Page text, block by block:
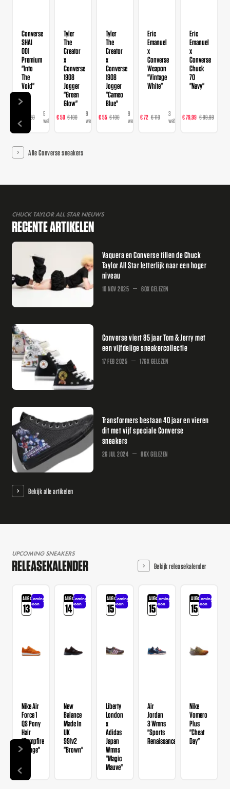
Converse
SHAI
001
Premium
"Into
The
Void"
€ 150
5
webshops
Tyler
The
Creator
x
Converse
1908
Jogger
"Green
Glow"
€ 50 € 100
9
webshops
Tyler
The
Creator
x
Converse
1908
Jogger
"Cameo
Blue"
€ 55 € 100
9
webshops
Eric
Emanuel
x
Converse
Weapon
"Vintage
White"
€ 72 € 110
3
webshops
Eric
Emanuel
x
Converse
Chuck
70
"Navy"
€ 79,99 € 99,99
Alle Converse sneakers
CHUCK TAYLOR ALL STAR NIEUWS
RECENTE ARTIKELEN
Vaquera en Converse tillen de Chuck
Taylor All Star letterlijk naar een hoger
niveau
10 NOV 2025 60X GELEZEN
Converse viert 85 jaar Tom & Jerry met
een vijfdelige sneakercollectie
17 FEB 2025 176X GELEZEN
Transformers bestaan 40 jaar en vieren
dit met vijf speciale Converse
sneakers
26 JUL 2024 86X GELEZEN
Bekijk alle artikelen
UPCOMING SNEAKERS
RELEASEKALENDER Bekijk releasekalender
AUG
13
Coming
soon
Nike Air
Force 1
QS Pony
Hair
"Campfire
Orange"
AUG
14
Coming
soon
New
Balance
Made In
UK
991v2
"Brown"
AUG
15
Coming
soon
Liberty
London
x
Adidas
Japan
Wmns
"Magic
Mauve"
AUG
15
Coming
soon
Air
Jordan
3 Wmns
"Sports
Renaissance"
AUG
15
Coming
soon
Nike
Vomero
Plus
"Cheat
Day"